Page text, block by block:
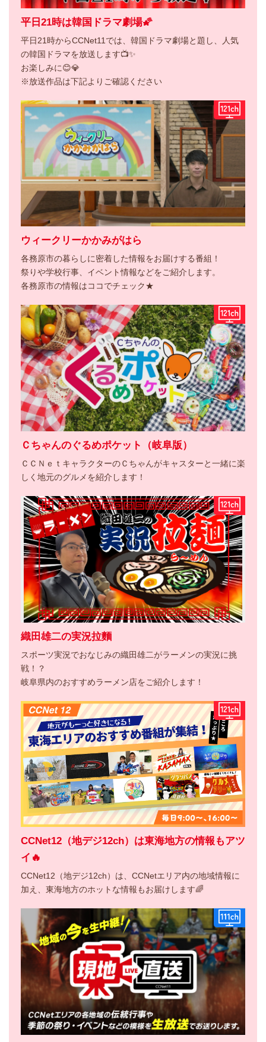
平日21時は韓国ドラマ劇場🌠
平日21時からCCNet11では、韓国ドラマ劇場と題し、人気
の韓国ドラマを放送します📺✨
お楽しみに😊💎
※放送作品は下記よりご確認ください
ウィークリーかかみがはら
各務原市の暮らしに密着した情報をお届けする番組！
祭りや学校行事、イベント情報などをご紹介します。
各務原市の情報はココでチェック★
Ｃちゃんのぐるめポケット（岐阜版）
ＣＣＮｅｔキャラクターのＣちゃんがキャスターと一緒に楽
しく地元のグルメを紹介します！
織田雄二の実況拉麵
スポーツ実況でおなじみの織田雄二がラーメンの実況に挑
戦！？
岐阜県内のおすすめラーメン店をご紹介します！
CCNet12（地デジ12ch）は東海地方の情報もアツ
イ🔥
CCNet12（地デジ12ch）は、CCNetエリア内の地域情報に
加え、東海地方のホットな情報もお届けします🌈